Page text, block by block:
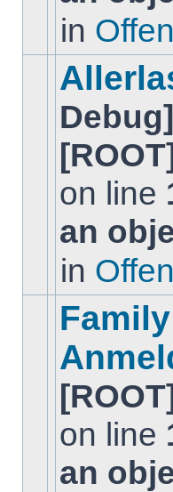
BeitrÃ¤ge
diesem
Thema.
in
gibt
keine
neuen
BeitrÃ¤ge
Thema.
on line
an
in
gibt
keine
neuen
on line
an